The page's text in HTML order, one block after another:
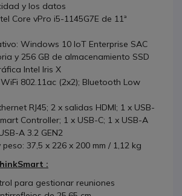
y los datos
Core vPro i5-1145G7E de 11ª
Windows 10 IoT Enterprise SAC
y 256 GB de almacenamiento SSD
Intel Iris X
802.11ac (2x2); Bluetooth Low
RJ45; 2 x salidas HDMI; 1 x USB-
Controller; 1 x USB-C; 1 x USB-A
A 3.2 GEN2
peso: 37,5 x 226 x 200 mm / 1,12 kg
:
para gestionar reuniones